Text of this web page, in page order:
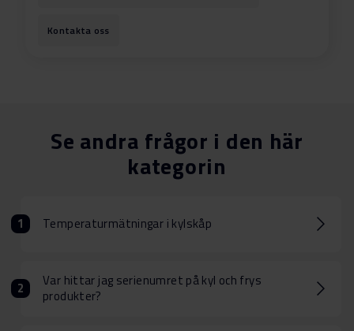
Kontakta oss
Se andra frågor i den här
kategorin
Temperaturmätningar i kylskåp
Var hittar jag serienumret på kyl och frys
produkter?